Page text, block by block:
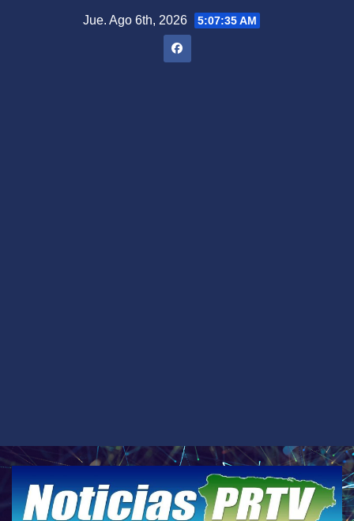
Jue. Ago 6th, 2026 5:07:36 AM